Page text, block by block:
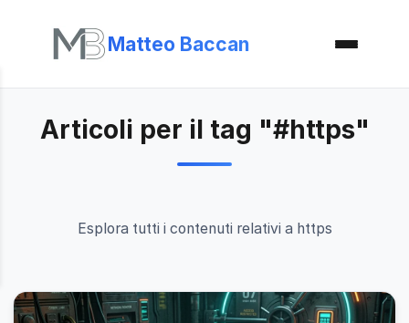
Matteo Baccan
Articoli per il tag "#https"
Esplora tutti i contenuti relativi a https